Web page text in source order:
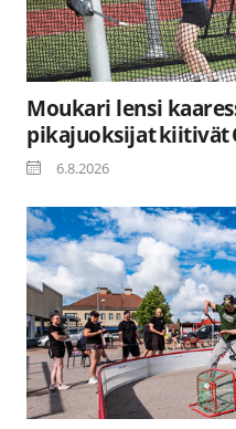
Moukari lensi
pikajuoksijat kiitivät
6.8.2026